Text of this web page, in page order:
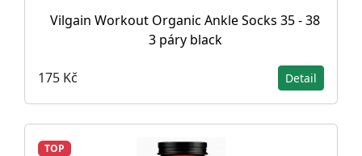
Vilgain Workout Organic Ankle Socks 35 - 38
3 páry black
175 Kč Detail
TOP